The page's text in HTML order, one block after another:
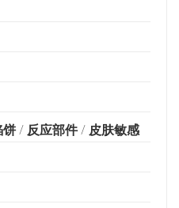
/ 反应部件 / 皮肤敏感